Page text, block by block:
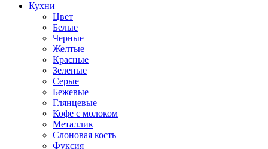
Кухни
Цвет
Белые
Черные
Желтые
Красные
Зеленые
Серые
Бежевые
Глянцевые
Кофе с молоком
Металлик
Слоновая кость
Фуксия